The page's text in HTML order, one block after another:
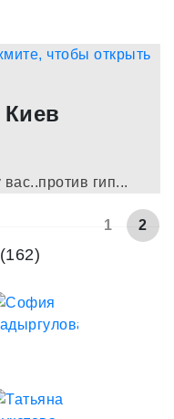
Киев
вас..против гип...
1 2